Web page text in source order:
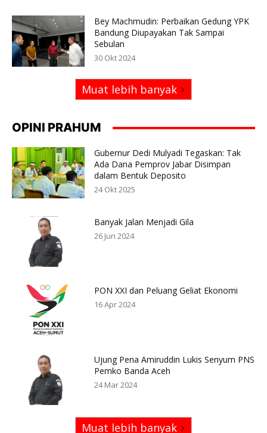
Bey Machmudin: Perbaikan Gedung YPK
Bandung Diupayakan Tak Sampai
Sebulan
30 Okt 2024
Muat lebih banyak
OPINI PRAHUM
Gubernur Dedi Mulyadi Tegaskan: Tak
Ada Dana Pemprov Jabar Disimpan
dalam Bentuk Deposito
24 Okt 2025
Banyak Jalan Menjadi Gila
26 Jun 2024
PON XXI dan Peluang Geliat Ekonomi
16 Apr 2024
Ujung Pena Amiruddin Lukis Senyum PNS
Pemko Banda Aceh
24 Mar 2024
Muat lebih banyak